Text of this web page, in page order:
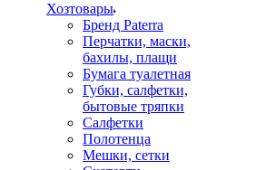
Хозтовары
Бренд Paterra
Перчатки, маски,
бахилы, плащи
Бумага туалетная
Губки, салфетки,
бытовые тряпки
Салфетки
Полотенца
Мешки, сетки